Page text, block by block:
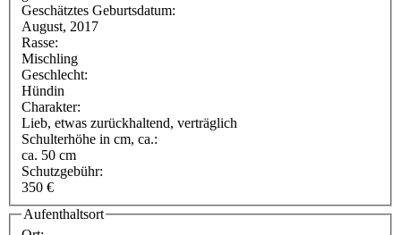
Geschätztes Geburtsdatum:
August, 2017
Rasse:
Mischling
Geschlecht:
Hündin
Charakter:
Lieb, etwas zurückhaltend, verträglich
Schulterhöhe in cm, ca.:
ca. 50 cm
Schutzgebühr:
350 €
Aufenthaltsort